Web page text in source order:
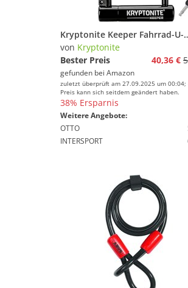
Kryptonite Keeper Fahrrad-U-Schloss, Diebstahlschutz,
von Kryptonite
Bester Preis
40,36 €
gefunden bei Amazon
zuletzt überprüft am 27.09.2025 um 00:04;
Preis kann sich seitdem geändert haben.
38% Ersparnis
Weitere Angebote:
OTTO
INTERSPORT